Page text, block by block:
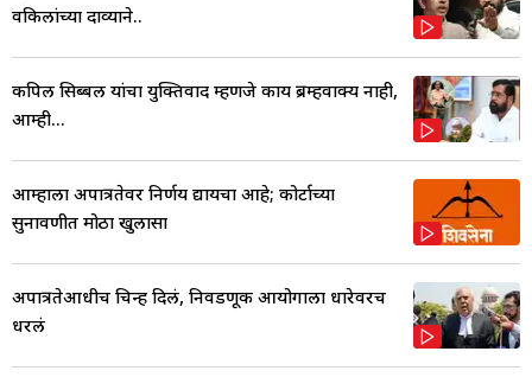
वकिलांच्या दाव्याने..
कपिल सिब्बल यांचा युक्तिवाद म्हणजे काय ब्रम्हवाक्य नाही,
आम्ही...
आम्हाला अपात्रतेवर निर्णय द्यायचा आहे; कोर्टाच्या
सुनावणीत मोठा खुलासा
अपात्रतेआधीच चिन्ह दिलं, निवडणूक आयोगाला धारेवरच
धरलं